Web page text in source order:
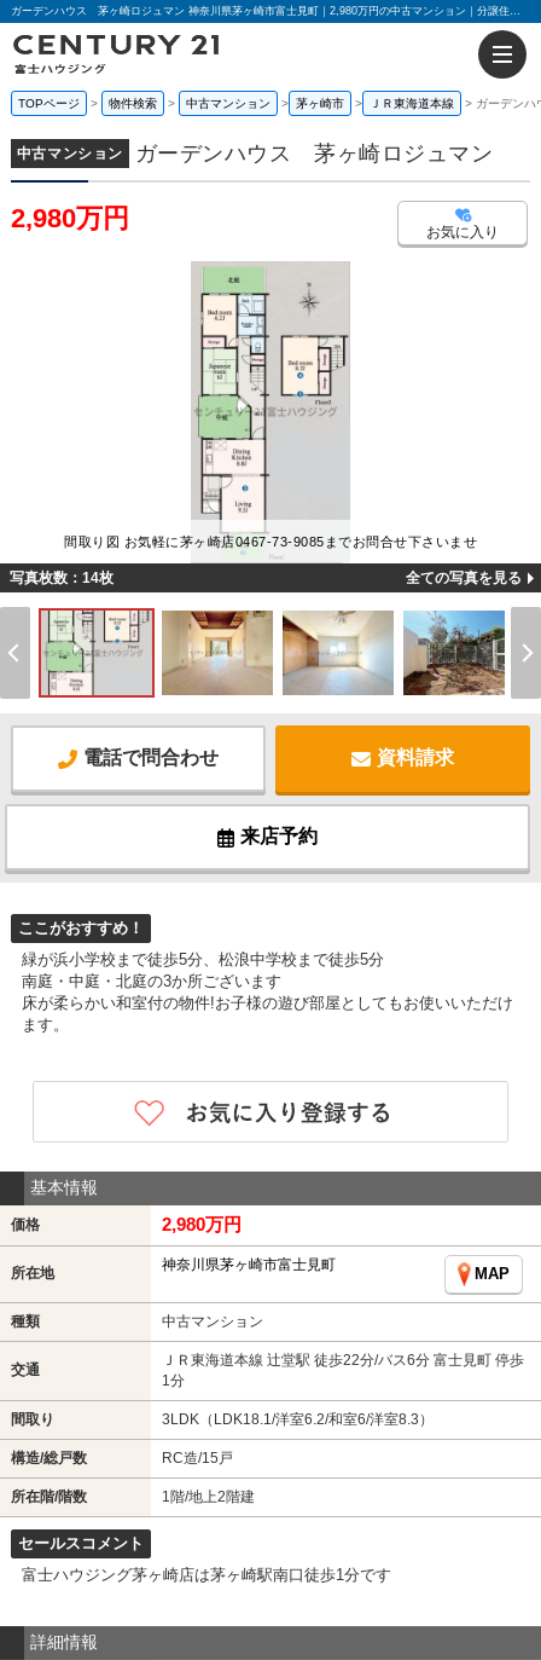
ガーデンハウス 茅ヶ崎ロジュマン 神奈川県茅ヶ崎市富士見町｜2,980万円の中古マンション｜分譲住宅や新築物件｜センチュリー21富士ハウジング
TOPページ 物件検索 中古マンション 茅ヶ崎市 ＪＲ東海道本線 ガーデン
中古マンション ガーデンハウス 茅ヶ崎ロジュマン
2,980万円 お気に入り
間取り図 お気軽に茅ヶ崎店0467-73-9085までお問合せ下さいませ
写真枚数：14枚 全ての写真を見る
電話で問合わせ 資料請求
来店予約
ここがおすすめ！
緑が浜小学校まで徒歩5分、松浪中学校まで徒歩5分
南庭・中庭・北庭の3か所ございます
床が柔らかい和室付の物件!お子様の遊び部屋としてもお使いいただけ
ます。
基本情報
価格 2,980万円
所在地 神奈川県茅ヶ崎市富士見町
MAP
種類 中古マンション
交通
ＪＲ東海道本線 辻堂駅 徒歩22分/バス6分 富士見町 停歩
1分
間取り 3LDK（LDK18.1/洋室6.2/和室6/洋室8.3）
構造/総戸数 RC造/15戸
所在階/階数 1階/地上2階建
セールスコメント
富士ハウジング茅ヶ崎店は茅ヶ崎駅南口徒歩1分です
詳細情報